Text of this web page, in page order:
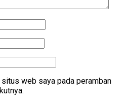
situs web saya pada peramban